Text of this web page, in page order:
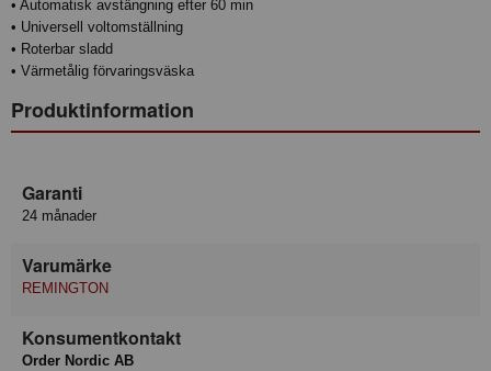
• Automatisk avstängning efter 60 min
• Universell voltomställning
• Roterbar sladd
• Värmetålig förvaringsväska
Produktinformation
Garanti
24 månader
Varumärke
REMINGTON
Konsumentkontakt
Order Nordic AB